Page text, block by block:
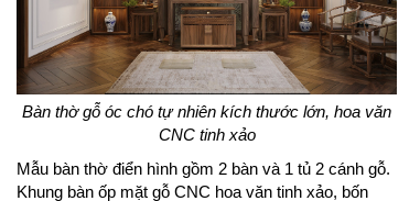
Bàn thờ gỗ óc chó tự nhiên kích thước lớn, hoa văn
CNC tinh xảo
Mẫu bàn thờ điển hình gồm 2 bàn và 1 tủ 2 cánh gỗ.
Khung bàn ốp mặt gỗ CNC hoa văn tinh xảo, bốn